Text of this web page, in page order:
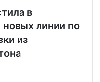
в
новых линии по
из